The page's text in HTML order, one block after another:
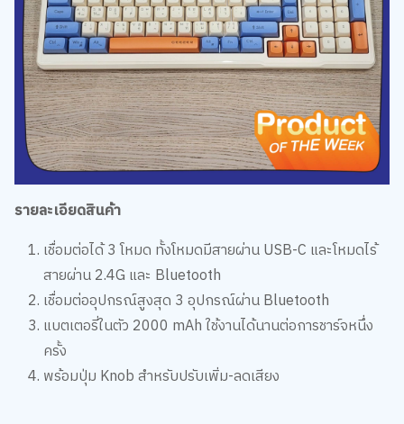
รายละเอียดสินค้า
เชื่อมต่อได้ 3 โหมด ทั้งโหมดมีสายผ่าน USB-C และโหมดไร้
สายผ่าน 2.4G และ Bluetooth
เชื่อมต่ออุปกรณ์สูงสุด 3 อุปกรณ์ผ่าน Bluetooth
แบตเตอรี่ในตัว 2000 mAh ใช้งานได้นานต่อการชาร์จหนึ่ง
ครั้ง
พร้อมปุ่ม Knob สำหรับปรับเพิ่ม-ลดเสียง